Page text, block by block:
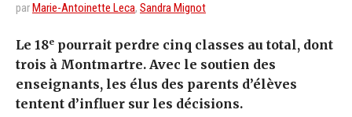
par Marie-Antoinette Leca, Sandra Mignot
Le 18e pourrait perdre cinq classes au total, dont
trois à Montmartre. Avec le soutien des
enseignants, les élus des parents d’élèves
tentent d’influer sur les décisions.